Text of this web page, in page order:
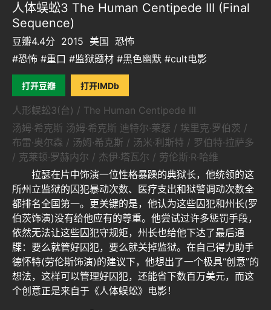
人体蜈蚣3 The Human Centipede III (Final
Sequence)
豆瓣4.4分 2015 美国 恐怖
#恐怖 #重口 #监狱题材 #黑色幽默 #cult电影
打开豆瓣 打开IMDb
人形蜈蚣3(台) / The Human Centipede III
汤姆·希克斯 汤姆·希克斯 迪特尔·莱瑟 / 埃里克·罗伯茨 /
布雷·奥尔森 / 汤姆·希克斯 / 汤米·利斯特 / 罗伯特·拉萨多
/ 克莱顿·罗赫内尔 / 杰伊·塔瓦尔 / 劳伦斯·R·哈维
拉瑟在片中饰演一位性格暴躁的典狱长，他统领的这
所州立监狱的囚犯暴动次数、医疗支出和狱警调动次数全
都排名全国第一。更关键的是，他认为这些囚犯和州长(罗
伯茨饰演)没有给他应有的尊重。他尝试过许多惩罚手段，
依然无法让这些囚犯守规矩，州长也给他下达了最后通
牒：要么就管好囚犯，要么就关掉监狱。在自己得力助手
德怀特(劳伦斯饰演)的建议下，他想出了一个极具“创意”的
想法，这样可以管理好囚犯，还能省下数百万美元，而这
个创意正是来自于《人体蜈蚣》电影！